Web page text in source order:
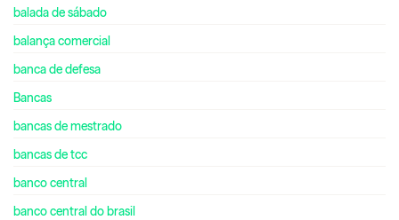
balada de sábado
balança comercial
banca de defesa
Bancas
bancas de mestrado
bancas de tcc
banco central
banco central do brasil